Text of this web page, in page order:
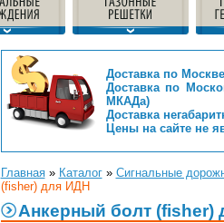
Доставка по
Доставка по
МКАДа)
Доставка
Цены на сайте не
Главная» Каталог» Сигнальные
(fisher) для ИДН
Анкерный болт (fisher)